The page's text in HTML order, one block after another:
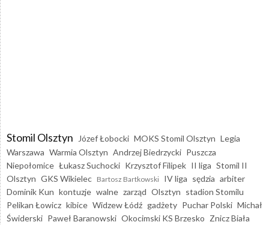
Stomil Olsztyn Józef Łobocki MOKS Stomil Olsztyn Legia
Warszawa Warmia Olsztyn Andrzej Biedrzycki Puszcza
Niepołomice Łukasz Suchocki Krzysztof Filipek II liga Stomil II
Olsztyn GKS Wikielec Bartosz Bartkowski IV liga sędzia arbiter
Dominik Kun kontuzje walne zarząd Olsztyn stadion Stomilu
Pelikan Łowicz kibice Widzew Łódź gadżety Puchar Polski Michał
Świderski Paweł Baranowski Okocimski KS Brzesko Znicz Biała